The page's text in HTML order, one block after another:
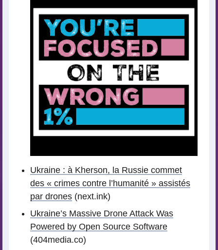
Ukraine : à Kherson, la Russie commet
des « crimes contre l’humanité » assistés
par drones (next.ink)
Ukraine’s Massive Drone Attack Was
Powered by Open Source Software
(404media.co)